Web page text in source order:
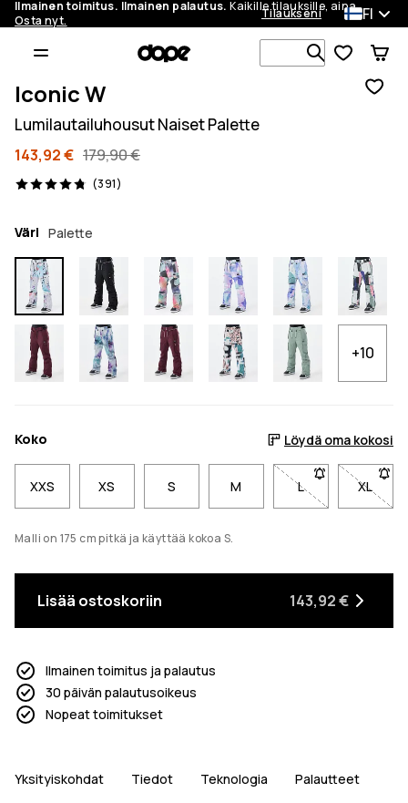
Ilmainen toimitus. Ilmainen palautus. Kaikille tilauksille, aina.
Osta nyt.
Tilaukseni FI
Etsi 1 000+
Iconic W
Lumilautailuhousut Naiset Palette
143,92 € 179,90 €
(391)
391 arvostelut, 4.8/5
Väri Palette
+10
Koko Löydä oma kokosi
XXS XS S M L- Koko L ei ole
XL- Koko
Malli on 175 cm pitkä ja käyttää kokoa S.
Lisää ostoskoriin 143,92 €
Ilmainen toimitus ja palautus
30 päivän palautusoikeus
Nopeat toimitukset
Yksityiskohdat Tiedot Teknologia Palautteet